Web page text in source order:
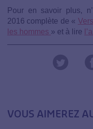
Pour en savoir plus,
2016 complète de «
les hommes » et à lire
VOUS AIMEREZ